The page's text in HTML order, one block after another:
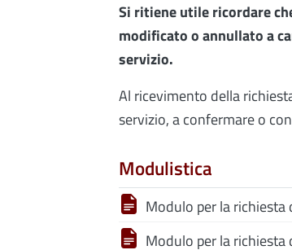
Si ritiene utile ricordare
modificato o annullato a
servizio.
Al ricevimento della
servizio, a confermare o
Modulistica
Modulo per la richiesta
Modulo per la richiesta